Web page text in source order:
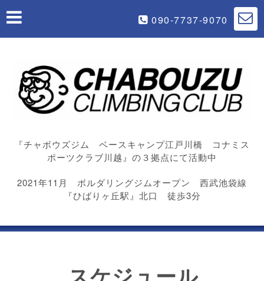
090-7737-9070
『チャボウズジム ベースキャンプ江戸川橋 コナミス
ポーツクラブ川越』の３拠点にて活動中
2021年11月 ボルダリングジムオープン 西武池袋線
『ひばりヶ丘駅』北口 徒歩3分